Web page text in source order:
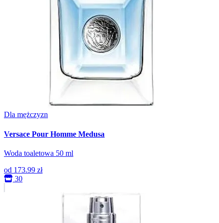
Dla mężczyzn
Versace Pour Homme Medusa
Woda toaletowa 50 ml
od 173.99 zł
30